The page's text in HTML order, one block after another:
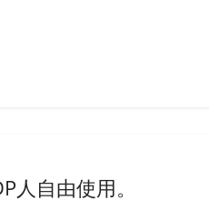
人自由使用。